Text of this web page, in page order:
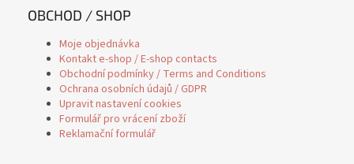
OBCHOD / SHOP
Moje objednávka
Kontakt e-shop / E-shop contacts
Obchodní podmínky / Terms and Conditions
Ochrana osobních údajů / GDPR
Upravit nastavení cookies
Formulář pro vrácení zboží
Reklamační formulář